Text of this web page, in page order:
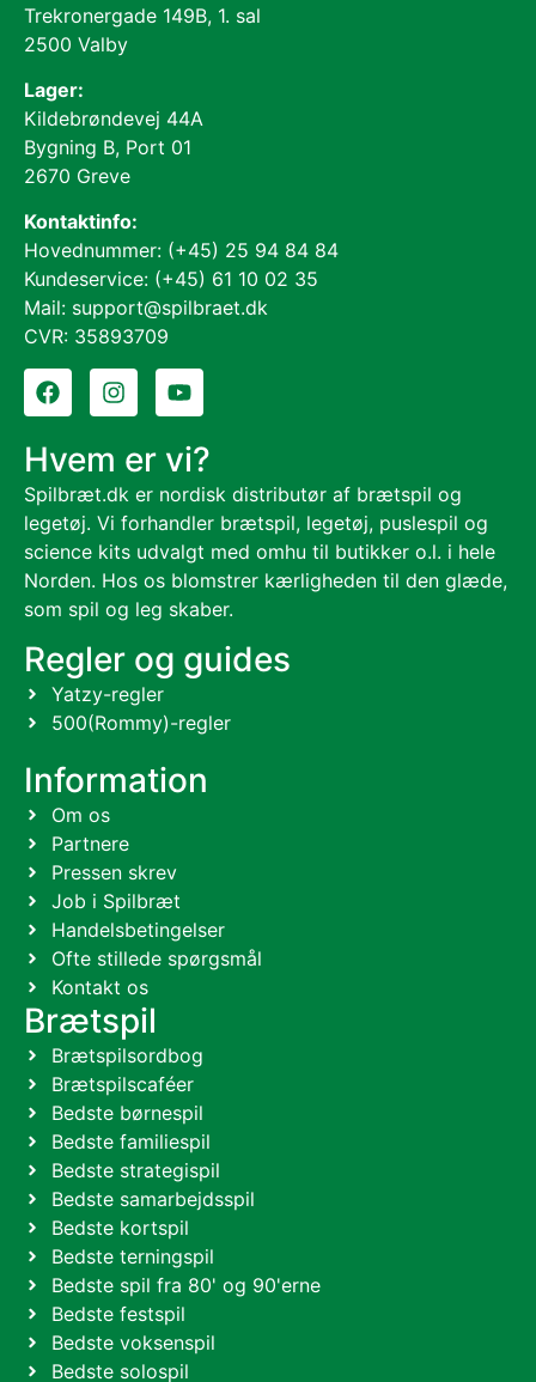
Trekronergade 149B, 1. sal
2500 Valby
Lager:
Kildebrøndevej 44A
Bygning B, Port 01
2670 Greve
Kontaktinfo:
Hovednummer: (+45) 25 94 84 84
Kundeservice: (+45) 61 10 02 35
Mail: support@spilbraet.dk
CVR: 35893709
Hvem er vi?
Spilbræt.dk er nordisk distributør af brætspil og
legetøj. Vi forhandler brætspil, legetøj, puslespil og
science kits udvalgt med omhu til butikker o.l. i hele
Norden. Hos os blomstrer kærligheden til den glæde,
som spil og leg skaber.
Regler og guides
Yatzy-regler
500(Rommy)-regler
Information
Om os
Partnere
Pressen skrev
Job i Spilbræt
Handelsbetingelser
Ofte stillede spørgsmål
Kontakt os
Brætspil
Brætspilsordbog
Brætspilscaféer
Bedste børnespil
Bedste familiespil
Bedste strategispil
Bedste samarbejdsspil
Bedste kortspil
Bedste terningspil
Bedste spil fra 80' og 90'erne
Bedste festspil
Bedste voksenspil
Bedste solospil